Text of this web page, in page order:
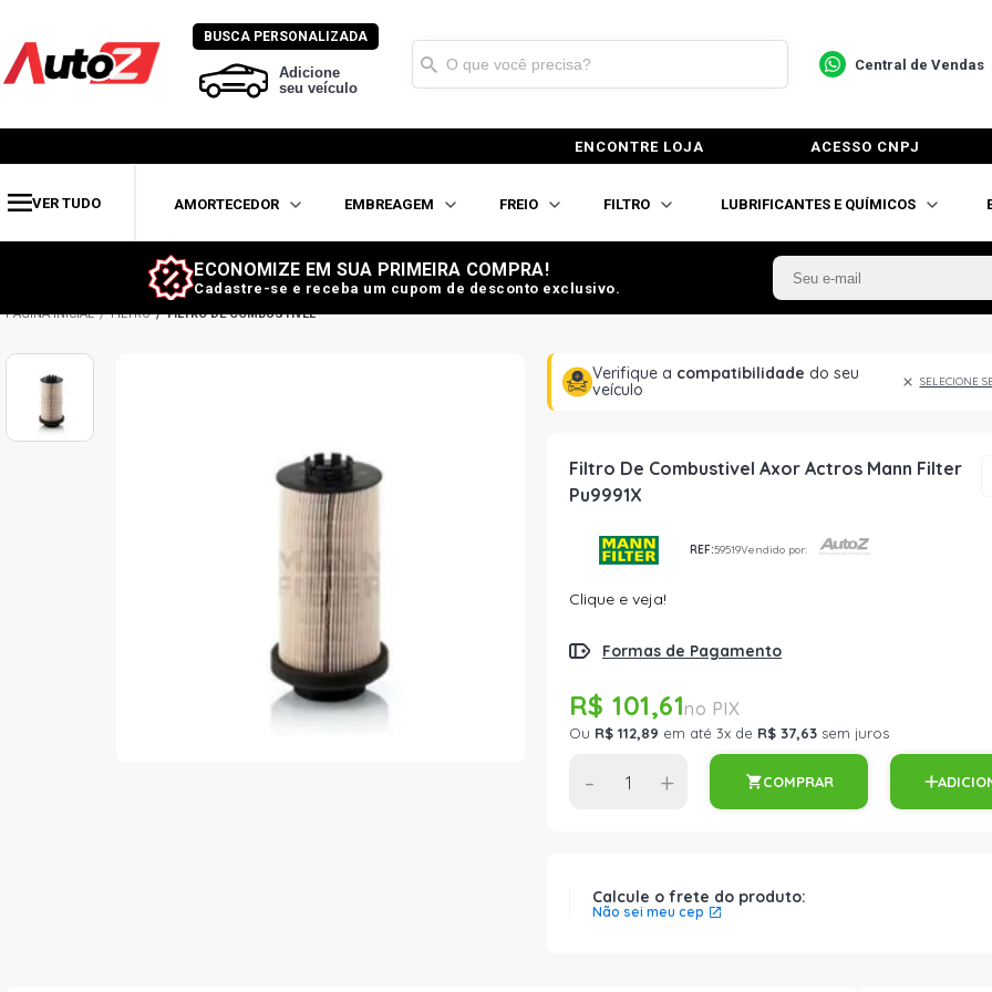
BUSCA PERSONALIZADA
Adicione
seu veículo
Central de Vendas
ENCONTRE LOJA ACESSO CNPJ
VER TUDO AMORTECEDOR EMBREAGEM FREIO FILTRO LUBRIFICANTES E QUÍMICOS
ECONOMIZE EM SUA PRIMEIRA COMPRA!
Cadastre-se e receba um cupom de desconto exclusivo.
FILTRO FILTRO DE COMBUSTÍVEL
Verifique a compatibilidade do seu
veículo
SELECIONE
Filtro De Combustivel Axor Actros Mann Filter
Pu9991X
REF:59519Vendido por:
Clique e veja!
Formas de Pagamento
R$ 101,61
Ou R$ 112,89 em até 3x de R$ 37,63 sem juros
- + COMPRAR
Calcule o frete do produto:
Não sei meu cep